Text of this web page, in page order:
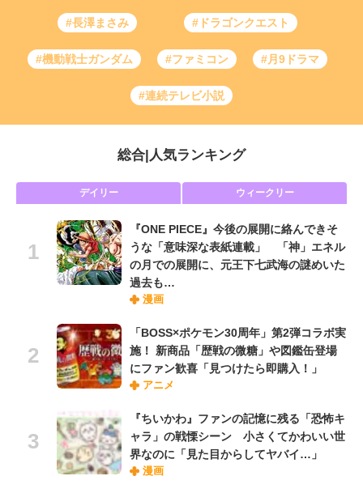
#長澤まさみ #ドラゴンクエスト
#機動戦士ガンダム #ファミコン #月9ドラマ
#連続テレビ小説
総合 人気ランキング
デイリー ウィークリー
『ONE PIECE』今後の展開に絡んできそ
うな「意味深な表紙連載」 「神」エネル
の月での展開に、元王下七武海の謎めいた
過去も…
漫画
「BOSS×ポケモン30周年」第2弾コラボ実
施！ 新商品「歴戦の微糖」や図鑑缶登場
にファン歓喜「見つけたら即購入！」
アニメ
『ちいかわ』ファンの記憶に残る「恐怖キ
ャラ」の戦慄シーン 小さくてかわいい世
界なのに「見た目からしてヤバイ…」
漫画